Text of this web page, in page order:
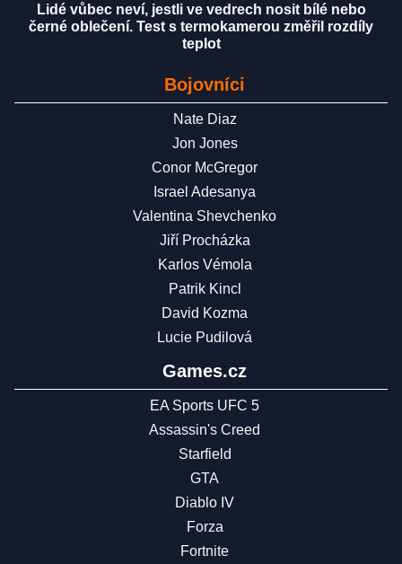
Lidé vůbec neví, jestli ve vedrech nosit bílé nebo
černé oblečení. Test s termokamerou změřil rozdíly
teplot
Bojovníci
Nate Diaz
Jon Jones
Conor McGregor
Israel Adesanya
Valentina Shevchenko
Jiří Procházka
Karlos Vémola
Patrik Kincl
David Kozma
Lucie Pudilová
Games.cz
EA Sports UFC 5
Assassin's Creed
Starfield
GTA
Diablo IV
Forza
Fortnite